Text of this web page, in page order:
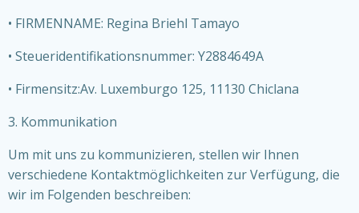
• FIRMENNAME: Regina Briehl Tamayo
• Steueridentifikationsnummer: Y2884649A
• Firmensitz:Av. Luxemburgo 125, 11130 Chiclana
3. Kommunikation
Um mit uns zu kommunizieren, stellen wir Ihnen
verschiedene Kontaktmöglichkeiten zur Verfügung, die
wir im Folgenden beschreiben: